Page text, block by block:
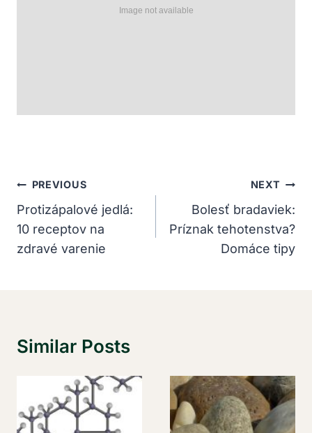
Navigácia
V
Článku
PREVIOUS
Protizápalové jedlá:
10 receptov na
zdravé varenie
NEXT
Bolesť bradaviek:
Príznak tehotenstva?
Domáce tipy
Similar Posts